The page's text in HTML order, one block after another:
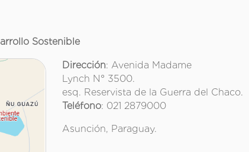
Sostenible
Dirección: Avenida Madame
Lynch N° 3500.
esq. Reservista de la Guerra del Chaco.
Teléfono: 021 2879000
Asunción, Paraguay.